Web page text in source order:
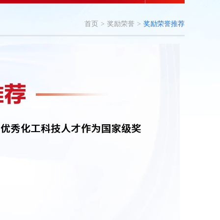
首页 > 奖励荣誉 > 奖励荣誉推荐